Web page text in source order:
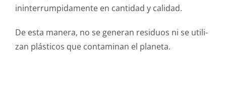
ininterrumpidamente en cantidad y calidad.
De esta manera, no se generan residuos ni se utili-
zan plásticos que contaminan el planeta.